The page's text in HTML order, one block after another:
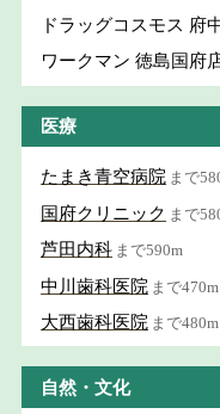
ドラッグコスモス 府
ワークマン 徳島国府
医療
たまき青空病院 まで
国府クリニック まで
芦田内科 まで590m
中川歯科医院 まで470m
大西歯科医院 まで480m
自然・文化